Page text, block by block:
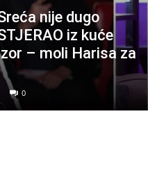
nije dugo
iz kuće
– moli Harisa za
0